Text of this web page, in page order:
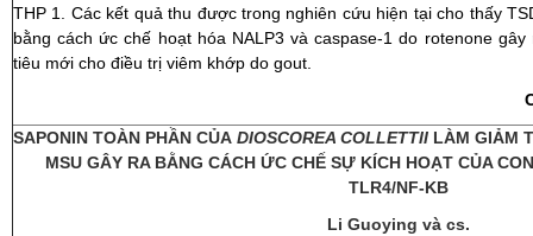
THP 1. Các kết quả thu được trong nghiên cứu hiện tại cho thấy
bằng cách ức chế hoạt hóa NALP3 và caspase-1 do rotenone
tiêu mới cho điều trị viêm khớp do gout.
SAPONIN TOÀN PHẦN CỦA DIOSCOREA COLLETTII LÀM GIẢM
MSU GÂY RA BẰNG CÁCH ỨC CHẾ SỰ KÍCH HOẠT CỦA
TLR4/NF-ΚB
Li Guoying và cs.